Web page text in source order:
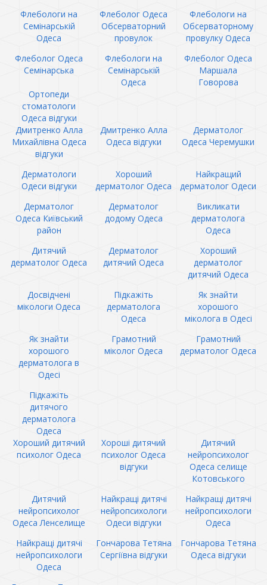
Флебологи на
Семінарській
Одеса
Флеболог Одеса
Обсерваторний
провулок
Флебологи на
Обсерваторному
провулку Одеса
Флеболог Одеса
Семінарська
Флебологи на
Семінарській
Одеса
Флеболог Одеса
Маршала
Говорова
Ортопеди
стоматологи
Одеса відгуки
Дмитренко Алла
Михайлівна Одеса
відгуки
Дмитренко Алла
Одеса відгуки
Дерматолог
Одеса Черемушки
Дерматологи
Одеси відгуки
Хороший
дерматолог Одеса
Найкращий
дерматолог Одеси
Дерматолог
Одеса Київський
район
Дерматолог
додому Одеса
Викликати
дерматолога
Одеса
Дитячий
дерматолог Одеса
Дерматолог
дитячий Одеса
Хороший
дерматолог
дитячий Одеса
Досвідчені
мікологи Одеса
Підкажіть
дерматолога
Одеса
Як знайти
хорошого
міколога в Одесі
Як знайти
хорошого
дерматолога в
Одесі
Грамотний
міколог Одеса
Грамотний
дерматолог Одеса
Підкажіть
дитячого
дерматолога
Одеса
Хороший дитячий
психолог Одеса
Хороші дитячий
психолог Одеса
відгуки
Дитячий
нейропсихолог
Одеса селище
Котовського
Дитячий
нейропсихолог
Одеса Ленселище
Найкращі дитячі
нейропсихологи
Одеси відгуки
Найкращі дитячі
нейропсихологи
Одеса
Найкращі дитячі
нейропсихологи
Одеса
Гончарова Тетяна
Сергіївна відгуки
Гончарова Тетяна
Одеса відгуки